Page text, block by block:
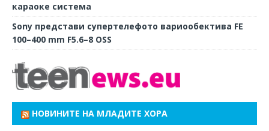
караоке система
Sony представи супертелефото вариообектива FE
100–400 mm F5.6–8 OSS
НОВИНИТЕ НА МЛАДИТЕ ХОРА